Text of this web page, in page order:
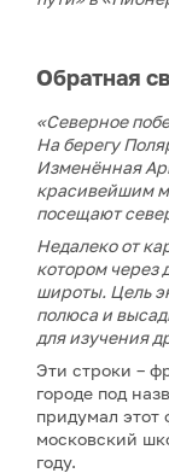
Обратная
«Северное
На берегу
Изменённая
красивейшим
посещают
Недалеко от
котором через
широты. Цель
полюса и
для изучения
Эти строки –
городе под
придумал этот
московский
году.